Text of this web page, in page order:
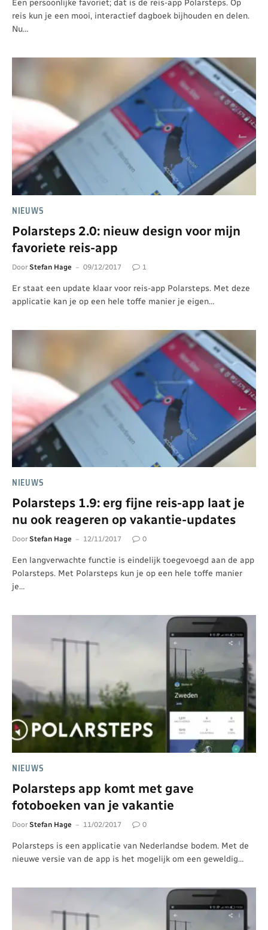
Een persoonlijke favoriet; dat is de reis-app Polarsteps. Op
reis kun je een mooi, interactief dagboek bijhouden en delen.
Nu…
NIEUWS
Polarsteps 2.0: nieuw design voor mijn
favoriete reis-app
Door Stefan Hage 09/12/2017 1
Er staat een update klaar voor reis-app Polarsteps. Met deze
applicatie kan je op een hele toffe manier je eigen…
NIEUWS
Polarsteps 1.9: erg fijne reis-app laat je
nu ook reageren op vakantie-updates
Door Stefan Hage 12/11/2017 0
Een langverwachte functie is eindelijk toegevoegd aan de app
Polarsteps. Met Polarsteps kun je op een hele toffe manier
je…
NIEUWS
Polarsteps app komt met gave
fotoboeken van je vakantie
Door Stefan Hage 11/02/2017 0
Polarsteps is een applicatie van Nederlandse bodem. Met de
nieuwe versie van de app is het mogelijk om een geweldig…